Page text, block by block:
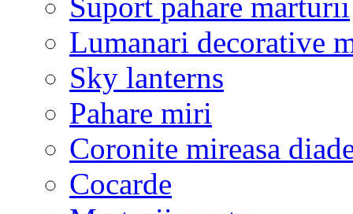
Lumanari decorative
Sky lanterns
Pahare miri
Coronite mireasa
Cocarde